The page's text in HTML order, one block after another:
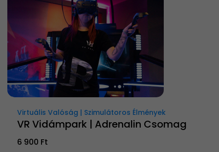
Virtuális Valóság | Szimulátoros Élmények
VR Vidámpark | Adrenalin Csomag
6 900 Ft